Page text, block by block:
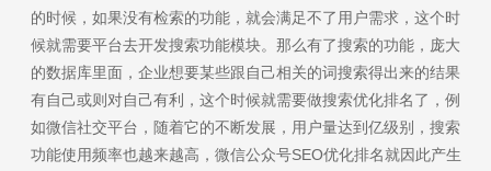
的时候，如果没有检索的功能，就会满足不了用户需求，这个时
候就需要平台去开发搜索功能模块。那么有了搜索的功能，庞大
的数据库里面，企业想要某些跟自己相关的词搜索得出来的结果
有自己或则对自己有利，这个时候就需要做搜索优化排名了，例
如微信社交平台，随着它的不断发展，用户量达到亿级别，搜索
功能使用频率也越来越高，微信公众号SEO优化排名就因此产生